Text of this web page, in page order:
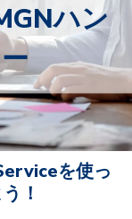
ハン
を使っ
！